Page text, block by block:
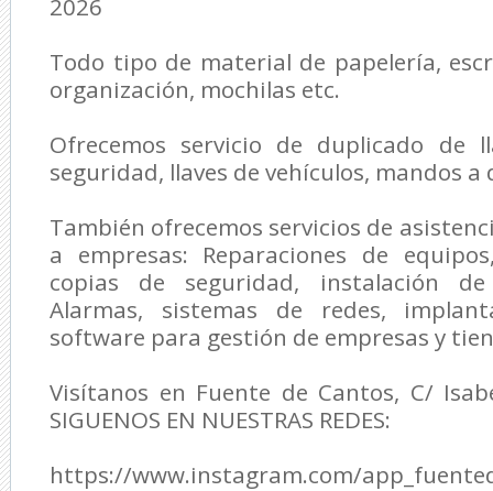
2026
Todo tipo de material de papelería,
organización, mochilas etc.
Ofrecemos servicio de duplicado de
seguridad, llaves de vehículos, mandos a
También ofrecemos servicios de
a empresas: Reparaciones de
copias de seguridad, instalación de
Alarmas, sistemas de redes,
software para gestión de empresas y
Visítanos en Fuente de Cantos, C/
SIGUENOS EN NUESTRAS REDES:
https://www.instagram.com/